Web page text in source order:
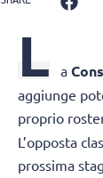
L a
aggiunge
proprio
L’opposta
prossima